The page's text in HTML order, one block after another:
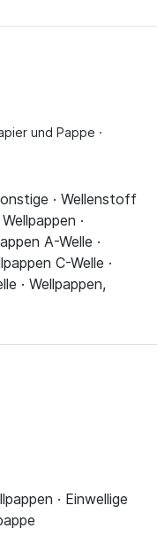
und Pappe ·
· Wellenstoff
·
A-Welle ·
C-Welle ·
· Wellpappen,
· Einwellige